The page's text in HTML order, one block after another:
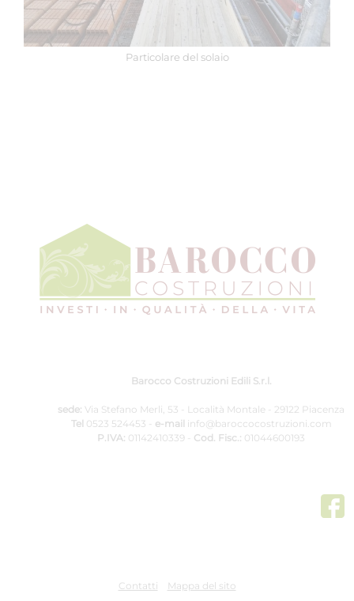
Particolare del solaio
Barocco Costruzioni Edili S.r.l.
sede: Via Stefano Merli, 53 - Località Montale - 29122 Piacenza
Tel 0523 524453 e-mail info@baroccocostruzioni.com
P.IVA: 01142410339 - Cod. Fisc.: 01044600193
Contatti Mappa del sito